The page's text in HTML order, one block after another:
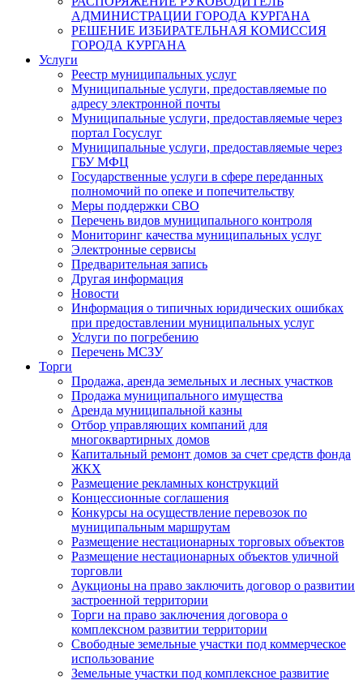
АДМИНИСТРАЦИИ ГОРОДА КУРГАНА
РЕШЕНИЕ ИЗБИРАТЕЛЬНАЯ КОМИССИЯ
ГОРОДА КУРГАНА
Услуги
Реестр муниципальных услуг
Муниципальные услуги, предоставляемые по
адресу электронной почты
Муниципальные услуги, предоставляемые через
портал Госуслуг
Муниципальные услуги, предоставляемые через
ГБУ МФЦ
Государственные услуги в сфере переданных
полномочий по опеке и попечительству
Меры поддержки СВО
Перечень видов муниципального контроля
Мониторинг качества муниципальных услуг
Электронные сервисы
Предварительная запись
Другая информация
Новости
Информация о типичных юридических ошибках
при предоставлении муниципальных услуг
Услуги по погребению
Перечень МСЗУ
Торги
Продажа, аренда земельных и лесных участков
Продажа муниципального имущества
Аренда муниципальной казны
Отбор управляющих компаний для
многоквартирных домов
Капитальный ремонт домов за счет средств фонда
ЖКХ
Размещение рекламных конструкций
Концессионные соглашения
Конкурсы на осуществление перевозок по
муниципальным маршрутам
Размещение нестационарных торговых объектов
Размещение нестационарных объектов уличной
торговли
Аукционы на право заключить договор о развитии
застроенной территории
Торги на право заключения договора о
комплексном развитии территории
Свободные земельные участки под коммерческое
использование
Земельные участки под комплексное развитие